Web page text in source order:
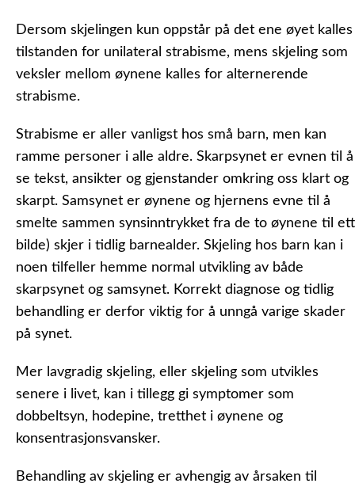
Dersom skjelingen kun oppstår på det ene øyet kalles
tilstanden for unilateral strabisme, mens skjeling som
veksler mellom øynene kalles for alternerende
strabisme.
Strabisme er aller vanligst hos små barn, men kan
ramme personer i alle aldre. Skarpsynet er evnen til å
se tekst, ansikter og gjenstander omkring oss klart og
skarpt. Samsynet er øynene og hjernens evne til å
smelte sammen synsinntrykket fra de to øynene til ett
bilde) skjer i tidlig barnealder. Skjeling hos barn kan i
noen tilfeller hemme normal utvikling av både
skarpsynet og samsynet. Korrekt diagnose og tidlig
behandling er derfor viktig for å unngå varige skader
på synet.
Mer lavgradig skjeling, eller skjeling som utvikles
senere i livet, kan i tillegg gi symptomer som
dobbeltsyn, hodepine, tretthet i øynene og
konsentrasjonsvansker.
Behandling av skjeling er avhengig av årsaken til